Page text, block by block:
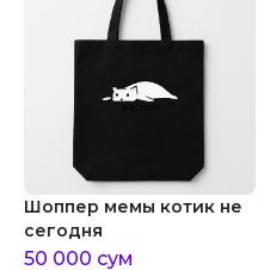
Шоппер мемы котик не
сегодня
50 000 сум